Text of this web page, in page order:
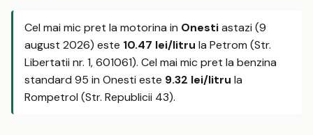
Cel mai mic pret la motorina in Onestiastazi (9
august 2026) este 10.47 lei/litru la Petrom (Str.
Libertatii nr. 1, 601061). Cel mai mic pret la benzina
standard 95 in Onesti este 9.32 lei/litru la
Rompetrol (Str. Republicii 43).